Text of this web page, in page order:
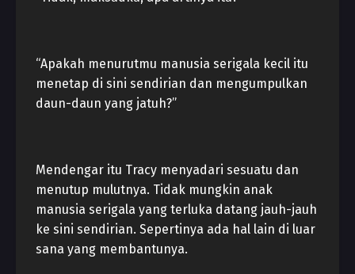
“Apakah menurutmu manusia serigala kecil itu
menetap di sini sendirian dan mengumpulkan
daun-daun yang jatuh?”
Mendengar itu Tracy menyadari sesuatu dan
menutup mulutnya. Tidak mungkin anak
manusia serigala yang terluka datang jauh-jauh
ke sini sendirian. Sepertinya ada hal lain di luar
sana yang membantunya.